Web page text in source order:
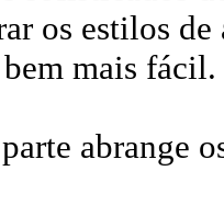
os estilos
mais
abrange